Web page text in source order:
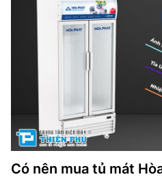
Có nên mua tủ mát